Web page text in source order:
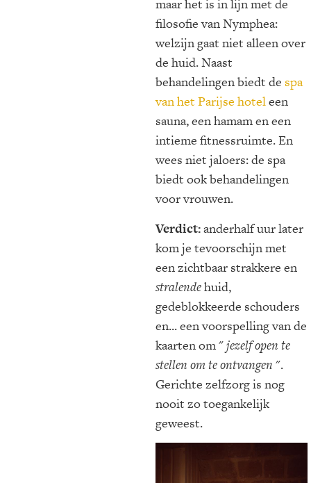
maar het is in lijn met de
filosofie van Nymphea:
welzijn gaat niet alleen over
de huid. Naast
behandelingen biedt de spa
van het Parijse hoteleen
sauna, een hamam en een
intieme fitnessruimte. En
wees niet jaloers: de spa
biedt ook behandelingen
voor vrouwen.
Verdict:anderhalf uur later
kom je tevoorschijn met
een zichtbaar strakkere en
stralendehuid,
gedeblokkeerde schouders
en... een voorspelling van de
kaarten om "jezelf open te
stellen om te ontvangen ".
Gerichte zelfzorg is nog
nooit zo toegankelijk
geweest.